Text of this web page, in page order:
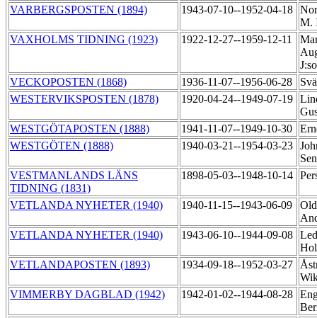
VARBERGSPOSTEN (1894)
1943-07-10--1952-04-18
M.
VAXHOLMS TIDNING (1923)
1922-12-27--1959-12-11
VECKOPOSTEN (1868)
1936-11-07--1956-06-28
WESTERVIKSPOSTEN (1878)
1920-04-24--1949-07-19
WESTGÖTAPOSTEN (1888)
1941-11-07--1949-10-30
WESTGÖTEN (1888)
1940-03-21--1954-03-23
VESTMANLANDS LÄNS
TIDNING (1831)
1898-05-03--1948-10-14
VETLANDA NYHETER (1940) 1940-11-15--1943-06-09
VETLANDA NYHETER (1940)
1943-06-10--1944-09-08
VETLANDAPOSTEN (1893)
1934-09-18--1952-03-27
VIMMERBY DAGBLAD (1942)
1942-01-02--1944-08-28